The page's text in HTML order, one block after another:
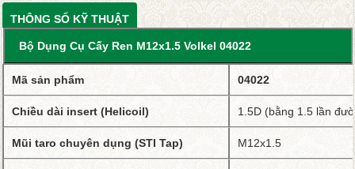
THÔNG SỐ KỸ THUẬT
Bộ Dụng Cụ Cấy Ren M12x1.5 Volkel 04022
Mã sản phẩm 04022
Chiều dài insert (Helicoil) 1.5D (bằng 1.5 lần
Mũi taro chuyên dụng (STI Tap) M12x1.5